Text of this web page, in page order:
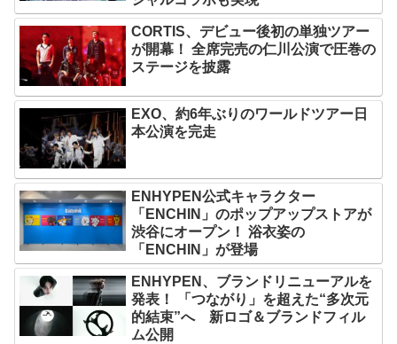
CORTIS、デビュー後初の単独ツアー
が開幕！ 全席完売の仁川公演で圧巻の
ステージを披露
EXO、約6年ぶりのワールドツアー日
本公演を完走
ENHYPEN公式キャラクター
「ENCHIN」のポップアップストアが
渋谷にオープン！ 浴衣姿の
「ENCHIN」が登場
ENHYPEN、ブランドリニューアルを
発表！ 「つながり」を超えた“多次元
的結束”へ 新ロゴ＆ブランドフィル
ム公開